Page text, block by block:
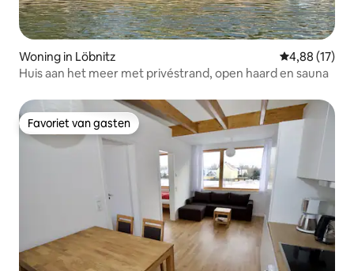
Woning in Löbnitz Gemiddelde
4,88 (17)
Huis aan het meer met privéstrand, open haard en sauna
Favoriet van gasten
Favoriet van gasten